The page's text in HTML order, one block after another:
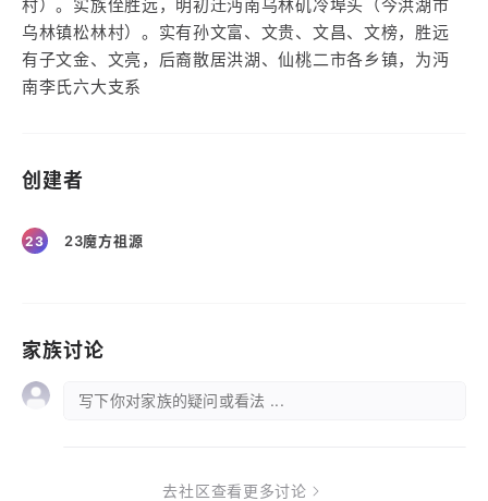
村）。实族侄胜远，明初迁沔南乌林矶冷埠头（今洪湖市
乌林镇松林村）。实有孙文富、文贵、文昌、文榜，胜远
有子文金、文亮，后裔散居洪湖、仙桃二市各乡镇，为沔
南李氏六大支系
创建者
23 23魔方祖源
家族讨论
写下你对家族的疑问或看法 ...
去社区查看更多讨论